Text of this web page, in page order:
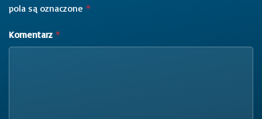
pola są oznaczone *
Komentarz *